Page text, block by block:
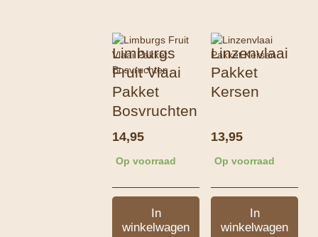
Limburgs
Fruit Vlaai
Pakket
Bosvruchten
14,95
Op voorraad
In
winkelwagen
Linzenvlaai
Pakket
Kersen
13,95
Op voorraad
In
winkelwagen